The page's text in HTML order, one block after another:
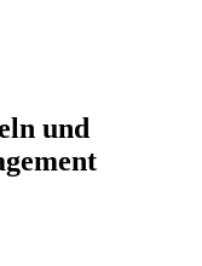
und